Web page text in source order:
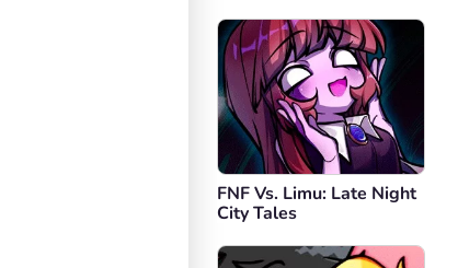
FNF Vs. Limu: Late Night
City Tales